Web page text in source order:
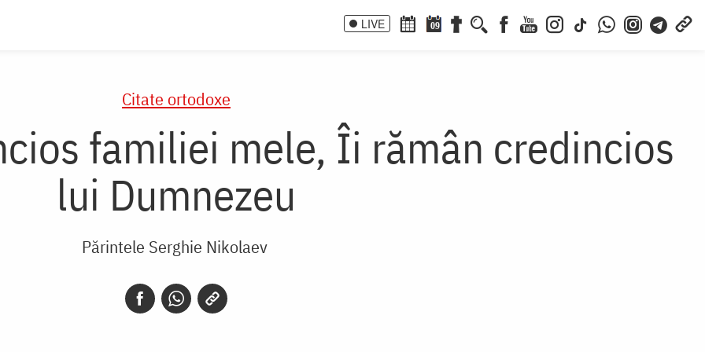
LIVE 09
Citate ortodoxe
familiei mele, Îi rămân credincios
lui Dumnezeu
Părintele Serghie Nikolaev